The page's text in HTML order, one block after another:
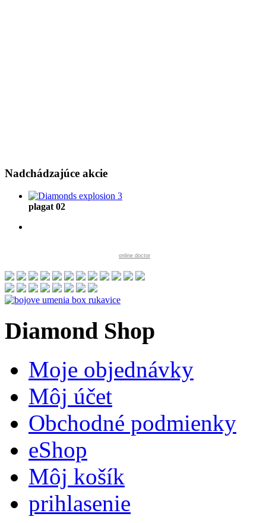
Nadchádzajúce akcie
plagat 02
online doctor
Diamond Shop
Moje objednávky
Môj účet
Obchodné podmienky
eShop
Môj košík
prihlasenie